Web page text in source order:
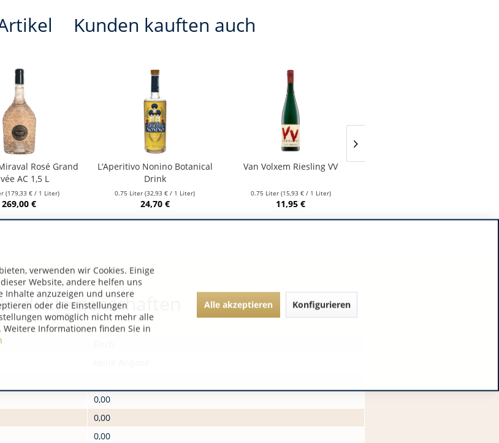
Kunden kauften auch
Rosé Grand
AC 1,5 L
(179,33 € / 1 Liter)
269,00 €
L‘Aperitivo Nonino Botanical
Drink
0.75 Liter(32,93 € / 1 Liter)
24,70 €
Van Volxem Riesling VV
0.75 Liter (15,93 € / 1 Liter)
11,95 €
0,00
0,00
0,00
verwenden wir Cookies. Einige
Website, andere helfen uns
Inhalte anzuzeigen und unsere
oder die Einstellungen
womöglich nicht mehr alle
Informationen finden Sie in
Alle akzeptieren Konfigurieren